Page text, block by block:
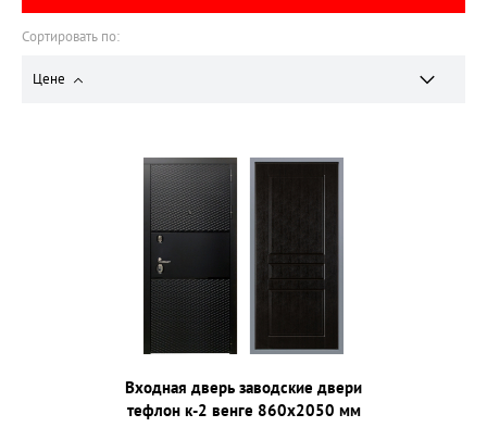
Сортировать по:
Цене
Входная дверь заводские двери
тефлон к-2 венге 860х2050 мм